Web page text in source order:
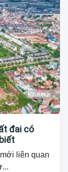
đai có
liên quan